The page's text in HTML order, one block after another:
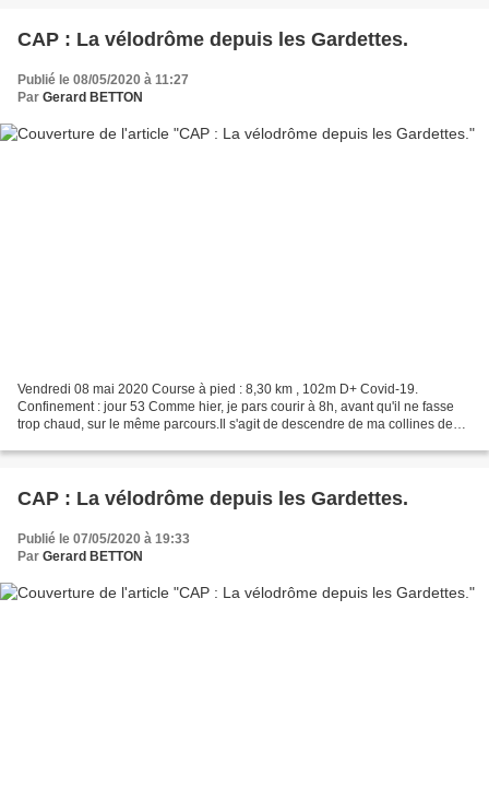
CAP : La vélodrôme depuis les Gardettes.
Publié le 08/05/2020 à 11:27
Par Gerard BETTON
Vendredi 08 mai 2020 Course à pied : 8,30 km , 102m D+ Covid-19.
Confinement : jour 53 Comme hier, je pars courir à 8h, avant qu'il ne fasse
trop chaud, sur le même parcours.Il s'agit de descendre de ma collines des
CAP : La vélodrôme depuis les Gardettes.
Publié le 07/05/2020 à 19:33
Par Gerard BETTON